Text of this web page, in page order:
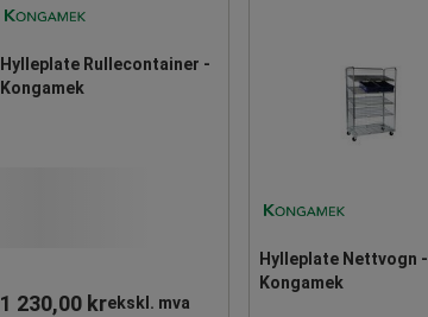
Hylleplate Rullecontainer -
Kongamek
1 230,00 krekskl. mva
Hylleplate Nettvogn -
Kongamek